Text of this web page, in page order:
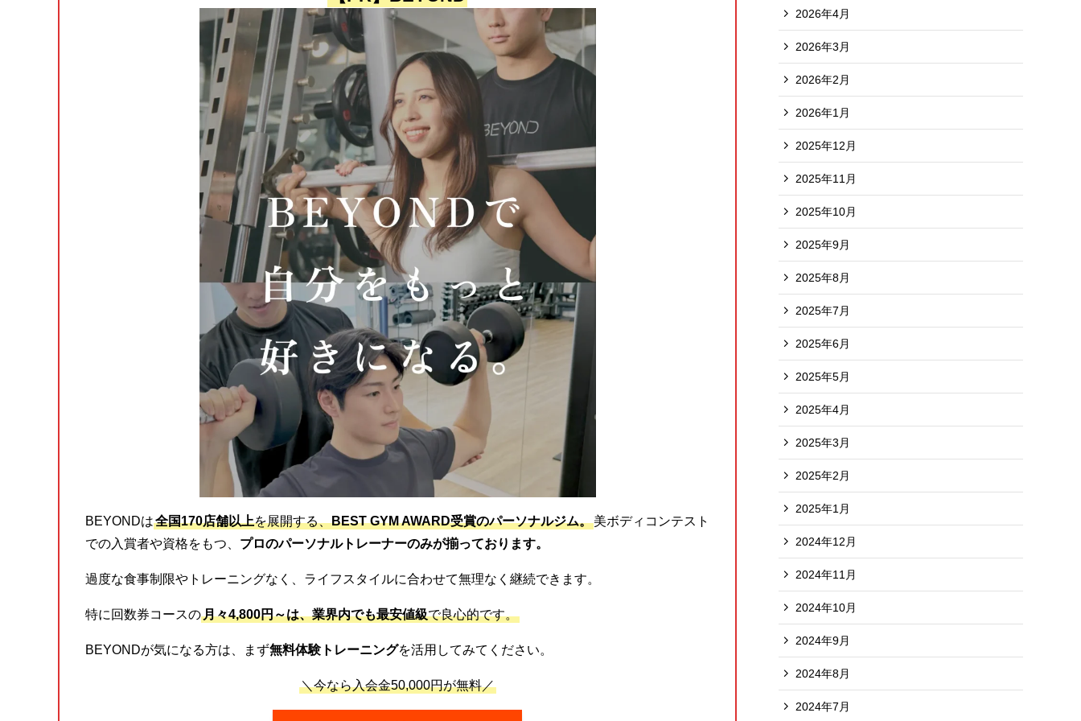
BEYONDは全国170店舗以上を展開する、BEST GYM AWARD受賞のパーソナルジム。美ボディコンテスト
での入賞者や資格をもつ、 プロのパーソナルトレーナーのみが揃っております。
過度な食事制限やトレーニングなく、ライフスタイルに合わせて無理なく継続できます。
特に回数券コースの月々4,800円～は、業界内でも最安値級で良心的です。
BEYONDが気になる方は、まず無料体験トレーニングを活用してみてください。
＼今なら入会金50,000円が無料／
2026年4月
2026年3月
2026年2月
2026年1月
2025年12月
2025年11月
2025年10月
2025年9月
2025年8月
2025年7月
2025年6月
2025年5月
2025年4月
2025年3月
2025年2月
2025年1月
2024年12月
2024年11月
2024年10月
2024年9月
2024年8月
2024年7月